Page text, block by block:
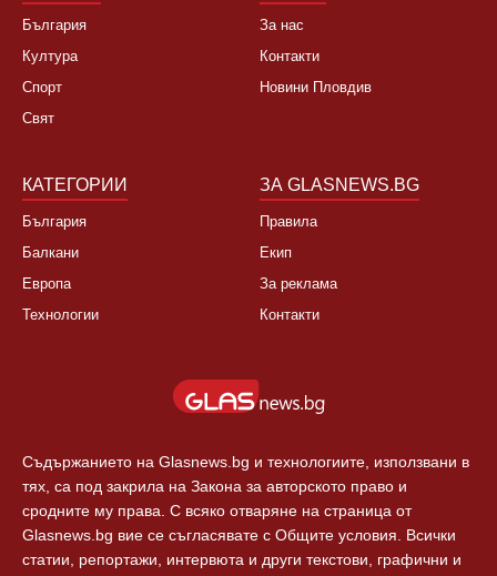
България
Култура
Спорт
Свят
За нас
Контакти
Новини Пловдив
КАТЕГОРИИ
България
Балкани
Европа
Технологии
ЗА GLASNEWS.BG
Правила
Екип
За реклама
Контакти
Съдържанието на Glasnews.bg и технологиите, използвани в
тях, са под закрила на Закона за авторското право и
сродните му права. С всяко отваряне на страница от
Glasnews.bg вие се съгласявате с Общите условия. Всички
статии, репортажи, интервюта и други текстови, графични и